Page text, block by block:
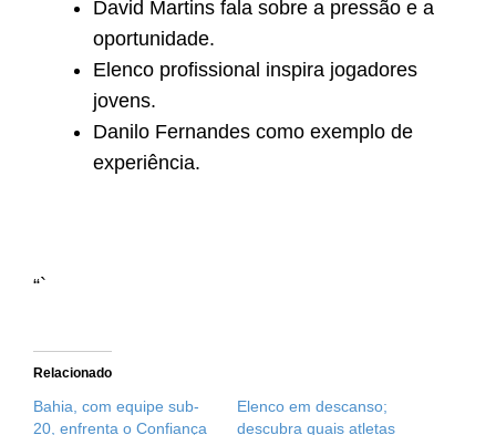
David Martins fala sobre a pressão e a
oportunidade.
Elenco profissional inspira jogadores
jovens.
Danilo Fernandes como exemplo de
experiência.
“`
Relacionado
Bahia, com equipe sub-
20, enfrenta o Confiança
Elenco em descanso;
descubra quais atletas